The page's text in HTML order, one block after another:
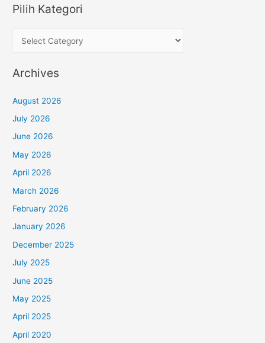
kaca
Gedung
Jakarta
Pilih Kategori
h
K
a
o
r
i
Archives
August 2026
July 2026
June 2026
May 2026
April 2026
March 2026
February 2026
January 2026
December 2025
July 2025
June 2025
May 2025
April 2025
April 2020